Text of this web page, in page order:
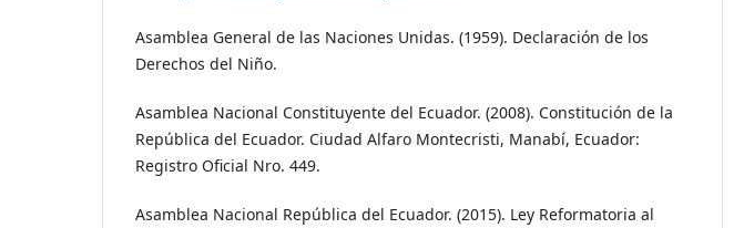
Asamblea General de las Naciones Unidas. (1959). Declaración de los
Derechos del Niño.
Asamblea Nacional Constituyente del Ecuador. (2008). Constitución de la
República del Ecuador. Ciudad Alfaro Montecristi, Manabí, Ecuador:
Registro Oficial Nro. 449.
Asamblea Nacional República del Ecuador. (2015). Ley Reformatoria al